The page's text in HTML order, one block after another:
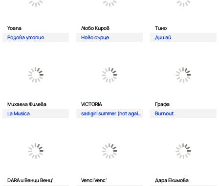
Yoana
Розова утопия
Любо Киров
Ново сърце
Тино
Дишай
Михаела Филева
La Musica
VICTORIA
sad girl summer (not again)
Графа
Burnout
DARA и Венци Венц'
Venci Venc'
Дара Екимова